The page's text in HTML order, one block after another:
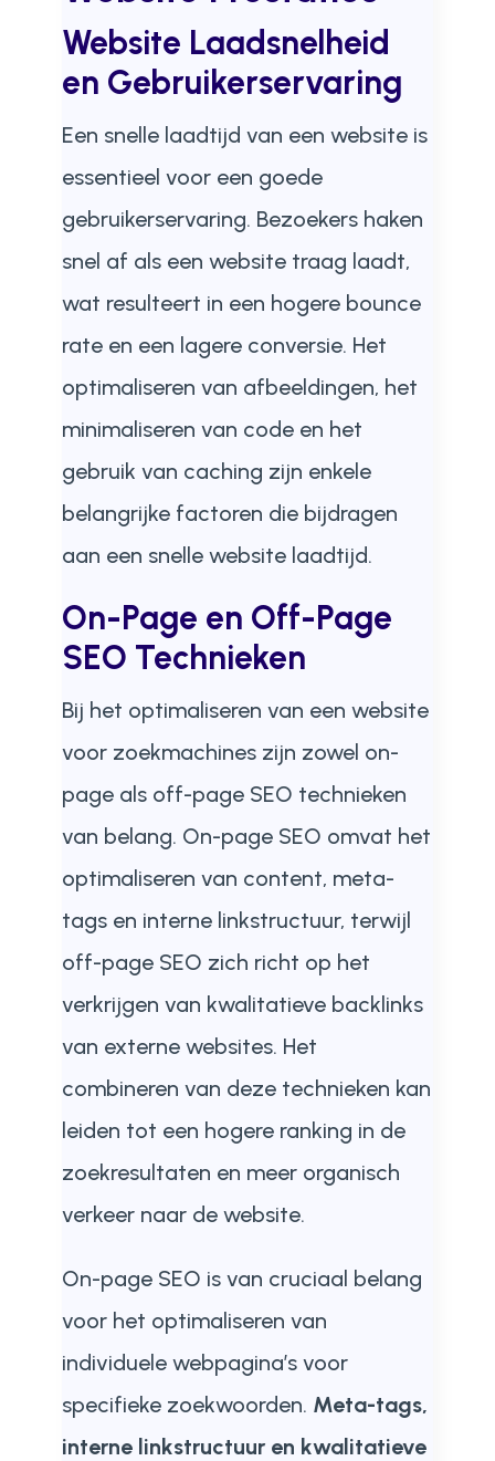
Website Laadsnelheid
en Gebruikerservaring
Een snelle laadtijd van een website is
essentieel voor een goede
gebruikerservaring. Bezoekers haken
snel af als een website traag laadt,
wat resulteert in een hogere bounce
rate en een lagere conversie. Het
optimaliseren van afbeeldingen, het
minimaliseren van code en het
gebruik van caching zijn enkele
belangrijke factoren die bijdragen
aan een snelle website laadtijd.
On-Page en Off-Page
SEO Technieken
Bij het optimaliseren van een website
voor zoekmachines zijn zowel on-
page als off-page SEO technieken
van belang. On-page SEO omvat het
optimaliseren van content, meta-
tags en interne linkstructuur, terwijl
off-page SEO zich richt op het
verkrijgen van kwalitatieve backlinks
van externe websites. Het
combineren van deze technieken kan
leiden tot een hogere ranking in de
zoekresultaten en meer organisch
verkeer naar de website.
On-page SEO is van cruciaal belang
voor het optimaliseren van
individuele webpagina’s voor
specifieke zoekwoorden. Meta-tags,
interne linkstructuur en kwalitatieve